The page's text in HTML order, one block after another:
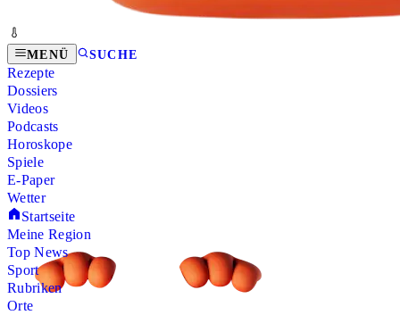
MENÜ SUCHE
Rezepte
Dossiers
Videos
Podcasts
Horoskope
Spiele
E-Paper
Wetter
Startseite
Meine Region
Top News
Sport
Rubriken
Orte